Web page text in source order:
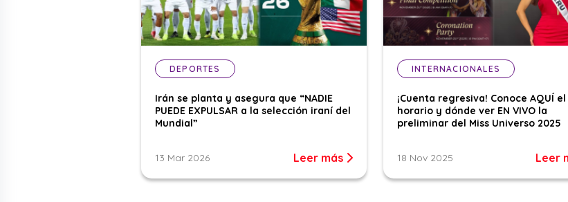
DEPORTES
Irán se planta y asegura que “NADIE
PUEDE EXPULSAR a la selección iraní del
Mundial”
13 Mar 2026 Leer más
INTERNACIONALES
¡Cuenta regresiva! Conoce AQUÍ el
horario y dónde ver EN VIVO la
preliminar del Miss Universo 2025
18 Nov 2025 Leer